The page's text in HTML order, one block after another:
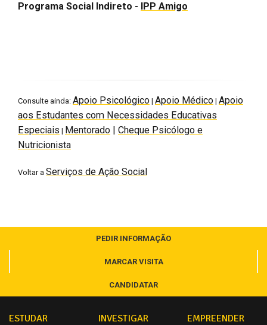
Programa Social Indireto - IPP Amigo
Consulte ainda: Apoio Psicológico | Apoio Médico | Apoio
aos Estudantes com Necessidades Educativas
Especiais | Mentorado | Cheque Psicólogo e
Nutricionista
Voltar a Serviços de Ação Social
PEDIR INFORMAÇÃO
MARCAR VISITA
CANDIDATAR
ESTUDAR INVESTIGAR EMPREENDER